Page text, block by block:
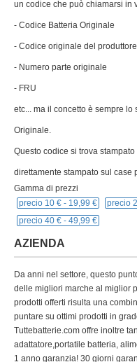
Questo codice si trova
direttamente stampato sul case
Gamma di prezzi
Da anni nel settore, questo
delle migliori marche al miglior
puntare su ottimi prodotti in
Tuttebatterie.com offre inoltre
adattatore,portatile batteria,
1 anno garanzia! 30 giorni
caratteristica prominente:
1.la nostra batteria è
2.Venditore corretto ed onesto.
3.Consegna puntuale
4.Acquisti online facili e sicuri.
l’accredito è immediato e sicuro.